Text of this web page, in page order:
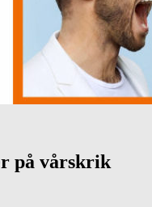
på vårskrik